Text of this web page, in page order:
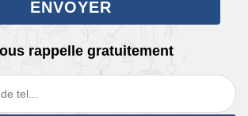
rappelle gratuitement